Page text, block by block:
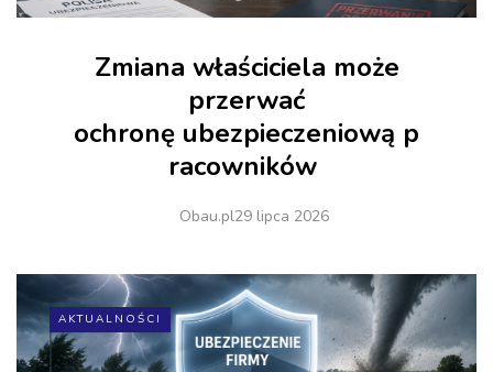
Zmiana właściciela może
przerwać
ochronę ubezpieczeniową p
racowników
Obau.pl29 lipca 2026
AKTUALNOŚCI